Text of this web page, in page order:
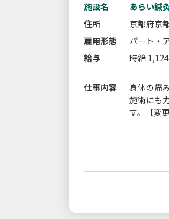
施設名
あらい鍼
住所
京都府京
雇用形態
パート・
給与
時給
仕事内容
身体の痛
施術にも
す。【変